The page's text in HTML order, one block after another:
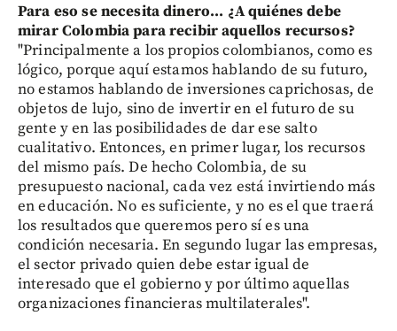
Para eso se necesita dinero... ¿A quiénes debe
mirar Colombia para recibir aquellos recursos?
"Principalmente a los propios colombianos, como es
lógico, porque aquí estamos hablando de su futuro,
no estamos hablando de inversiones caprichosas, de
objetos de lujo, sino de invertir en el futuro de su
gente y en las posibilidades de dar ese salto
cualitativo. Entonces, en primer lugar, los recursos
del mismo país. De hecho Colombia, de su
presupuesto nacional, cada vez está invirtiendo más
en educación. No es suficiente, y no es el que traerá
los resultados que queremos pero sí es una
condición necesaria. En segundo lugar las empresas,
el sector privado quien debe estar igual de
interesado que el gobierno y por último aquellas
organizaciones financieras multilaterales".